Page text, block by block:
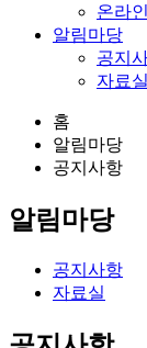
온라
알림마당
공지
자료실
홈
알림마당
공지사항
알림마당
공지사항
자료실